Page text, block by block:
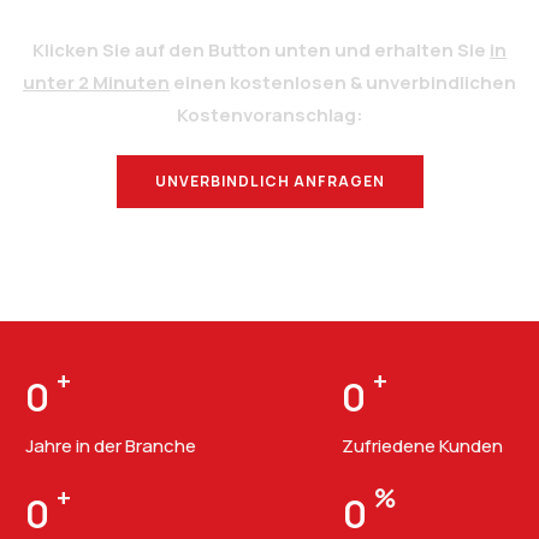
Klicken Sie auf den Button unten und erhalten Sie in
unter 2 Minuten einen kostenlosen & unverbindlichen
Kostenvoranschlag:
UNVERBINDLICH ANFRAGEN
0 +
Jahre in der Branche
0 +
Zufriedene Kunden
0 + 0 %